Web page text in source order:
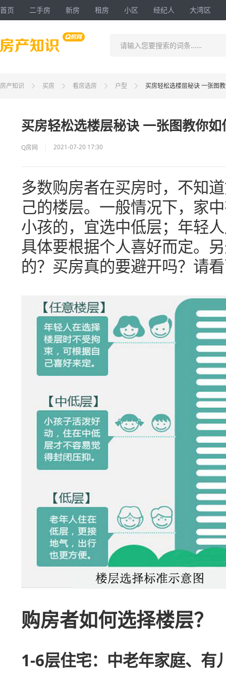
首页 二手房 新房 租房 小区 经纪人 大湾区
请输入您要搜索的词条……
房产知识 买房 看房选房 户型 买房轻松选楼层秘诀 一张图
买房轻松选楼层秘诀 一张图教你
Q房网 2021-07-20 17:30
多数购房者在买房时，不知
己的楼层。一般情况下，家
小孩的，宜选中低层；年轻
具体要根据个人喜好而定。
的？买房真的要避开吗？请
购房者如何选择楼层？
1-6层住宅：中老年家庭、有